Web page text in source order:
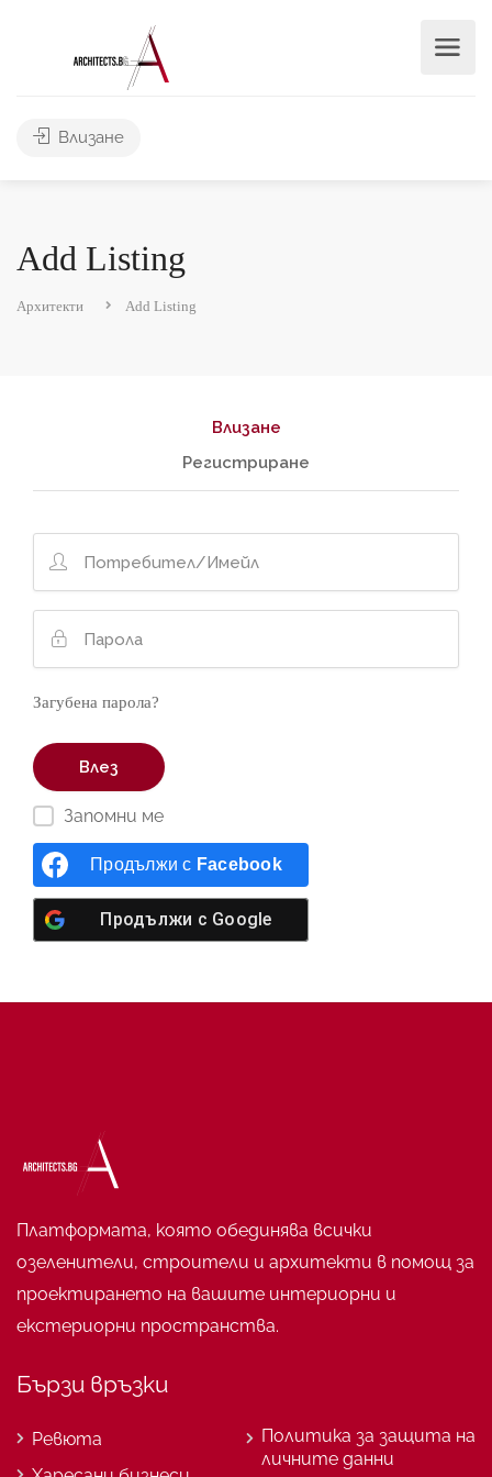
Влизане
Add Listing
Архитекти Add Listing
Влизане
Регистриране
Загубена парола?
Запомни ме
Продължи с Facebook
Продължи с Google
Платформата, която обединява всички
озеленители, строители и архитекти в помощ за
проектирането на вашите интериорни и
екстериорни пространства.
Бързи връзки
Ревюта
Политика за защита на
личните данни